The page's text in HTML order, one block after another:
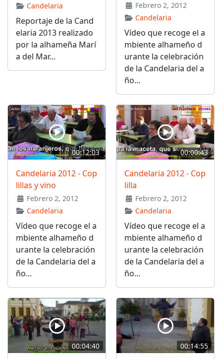
Candelaria
Reportaje de la Cand
elaria 2013 realizado
por la alhameña Marí
a del Mar...
Febrero 2, 2012
Candelaria
Vídeo que recoge el a
mbiente alhameño d
urante la celebración
de la Candelaria del a
ño...
00:12:03
Candelaria 2012 - Cop
lillas y vino
Febrero 2, 2012
Candelaria
Vídeo que recoge el a
mbiente alhameño d
urante la celebración
de la Candelaria del a
ño...
00:00:43
Candelaria 2012 - Cop
lilla
Febrero 2, 2012
Candelaria
Vídeo que recoge el a
mbiente alhameño d
urante la celebración
de la Candelaria del a
ño...
00:04:40 00:14:55